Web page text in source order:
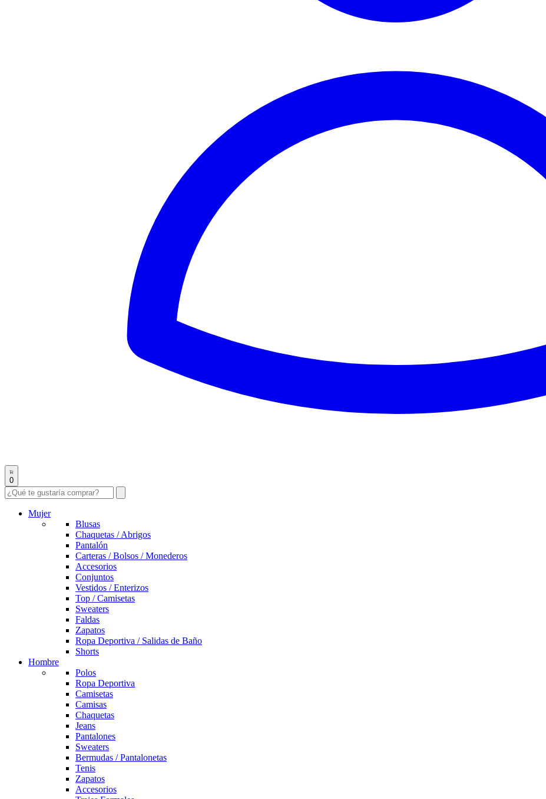
0
Mujer
Blusas
Chaquetas / Abrigos
Pantalón
Carteras / Bolsos / Monederos
Accesorios
Conjuntos
Vestidos / Enterizos
Top / Camisetas
Sweaters
Faldas
Zapatos
Ropa Deportiva / Salidas de Baño
Shorts
Hombre
Polos
Ropa Deportiva
Camisetas
Camisas
Chaquetas
Jeans
Pantalones
Sweaters
Bermudas / Pantalonetas
Tenis
Zapatos
Accesorios